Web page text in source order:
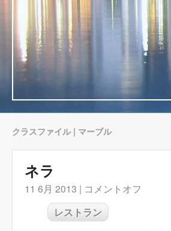
クラスファイル | マーブル
ネラ
11 6月 2013 | コメントオフ
レストラン